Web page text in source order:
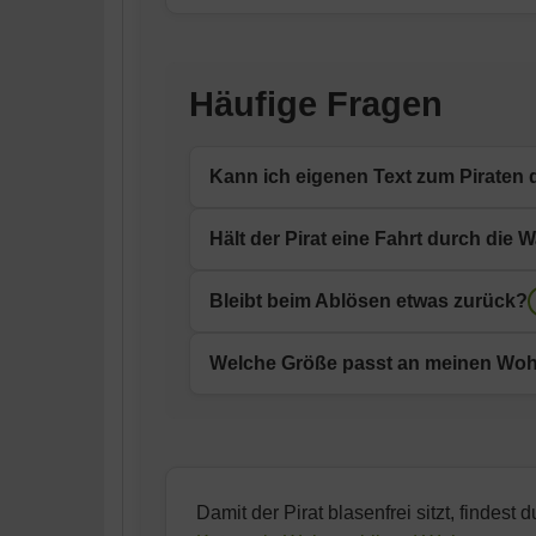
Häufige Fragen
Kann ich eigenen Text zum Piraten
Ja. Im Konfigurator gibst du deinen
Hält der Pirat eine Fahrt durch die
Die Oracal-751C-Folie ist für die
Bleibt beim Ablösen etwas zurück?
Nein. Innerhalb der Haltbarkeit lässt sich
Welche Größe passt an meinen
Damit der Pirat blasenfrei sitzt, findest